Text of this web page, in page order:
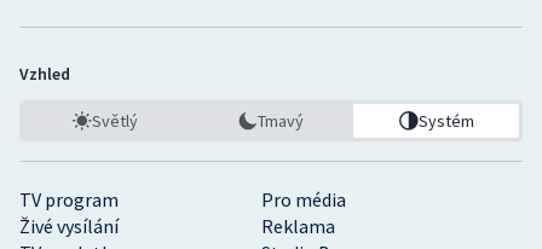
TV program
Pro média
Živé vysílání
Reklama
Vzhled
Světlý Tmavý Systém